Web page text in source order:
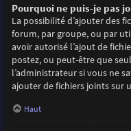
Pourquoi ne puis-je pas
La possibilité d’ajouter des
forum, par groupe, ou par
avoir autorisé l’ajout de
postez, ou peut-être que
l’administrateur si vous ne
ajouter de fichiers joints sur
Haut